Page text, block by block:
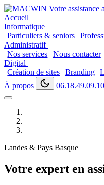
Accueil
Informatique
Particuliers & seniors
Administratif
Nos services
Nous contacter
Digital
Création de sites
Branding
À propos
06.18.49.09.10
Landes & Pays Basque
Votre expert en